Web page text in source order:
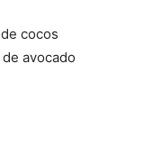
cocos
avocado